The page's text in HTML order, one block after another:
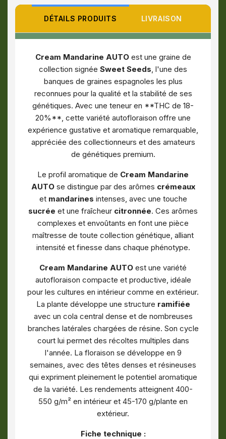
DÉTAILS PRODUITS LIVRAISON
Cream Mandarine AUTOest une graine de
collection signée Sweet Seeds, l'une des
banques de graines espagnoles les plus
reconnues pour la qualité et la stabilité de ses
génétiques. Avec une teneur en **THC de 18-
20%**, cette variété autofloraison offre une
expérience gustative et aromatique remarquable,
appréciée des collectionneurs et des amateurs
de génétiques premium.
Le profil aromatique de Cream Mandarine
AUTOse distingue par des arômes crémeaux
et mandarines intenses, avec une touche
sucrée et une fraîcheur citronnée. Ces arômes
complexes et envoûtants en font une pièce
maîtresse de toute collection génétique, alliant
intensité et finesse dans chaque phénotype.
Cream Mandarine AUTO est une variété
autofloraison compacte et productive, idéale
pour les cultures en intérieur comme en extérieur.
La plante développe une structure ramifiée
avec un cola central dense et de nombreuses
branches latérales chargées de résine. Son cycle
court lui permet des récoltes multiples dans
l'année. La floraison se développe en 9
semaines, avec des têtes denses et résineuses
qui expriment pleinement le potentiel aromatique
de la variété. Les rendements atteignent 400-
550 g/m² en intérieur et 45-170 g/plante en
extérieur.
Fiche technique :